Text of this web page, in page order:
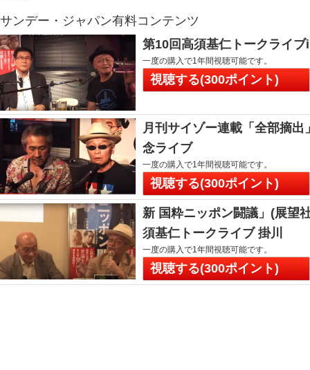
サンデー・ジャパン有料コンテンツ
第10回高須基仁トークライ
一度の購入で1年間視聴可能です。
視聴する(300ポイント)
月刊サイゾー連載「全部摘
念ライブ
一度の購入で1年間視聴可能です。
視聴する(300ポイント)
新 国粋ニッポン闘議」(展
須基仁トークライブ 掛川
一度の購入で1年間視聴可能です。
視聴する(300ポイント)